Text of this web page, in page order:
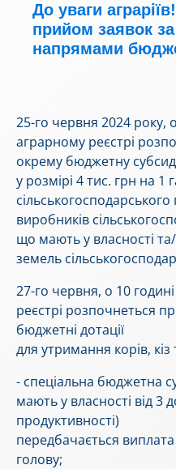
До уваги
прийом заявок
напрямами
25-го червня 2024 року,
аграрному реєстрі
окрему бюджетну
у розмірі 4 тис. грн на 1
виробників
що мають у власності
земель
27-го червня, о 10
реєстрі розпочнеться
бюджетні дотації
для утримання корів,
- спеціальна бюджетна
мають у власності від 3
продуктивності)
передбачається
голову;